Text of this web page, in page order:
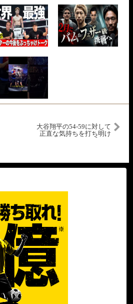
大谷翔平の54-59に対して
正直な気持ちを打ち明け